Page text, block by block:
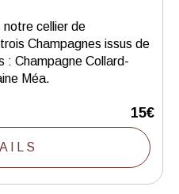
notre cellier de
Champagnes issus de
: Champagne Collard-
Méa.
15€